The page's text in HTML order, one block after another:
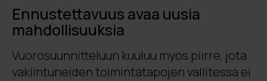
Ennustettavuus avaa uusia
mahdollisuuksia
Vuorosuunnitteluun kuuluu myös piirre, jota
vakiintuneiden toimintatapojen vallitessa ei